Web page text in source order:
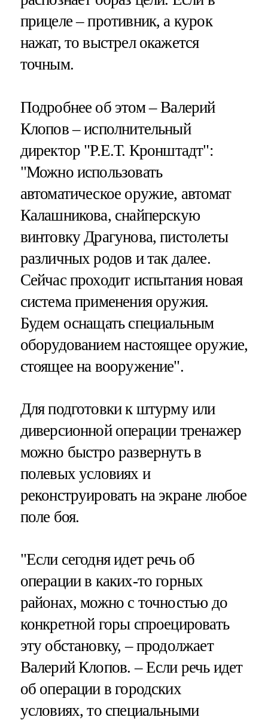
прицеле – противник, а курок
нажат, то выстрел окажется
точным.
Подробнее об этом – Валерий
Клопов – исполнительный
директор "Р.Е.Т. Кронштадт":
"Можно использовать
автоматическое оружие, автомат
Калашникова, снайперскую
винтовку Драгунова, пистолеты
различных родов и так далее.
Сейчас проходит испытания новая
система применения оружия.
Будем оснащать специальным
оборудованием настоящее оружие,
стоящее на вооружение".
Для подготовки к штурму или
диверсионной операции тренажер
можно быстро развернуть в
полевых условиях и
реконструировать на экране любое
поле боя.
"Если сегодня идет речь об
операции в каких-то горных
районах, можно с точностью до
конкретной горы спроецировать
эту обстановку, – продолжает
Валерий Клопов. – Если речь идет
об операции в городских
условиях, то специальными